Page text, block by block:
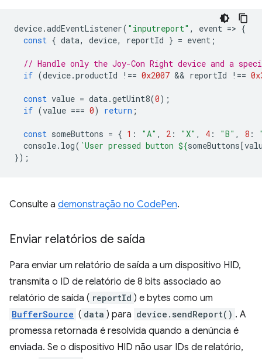
device.addEventListener( "inputreport" , event => {
const { data, device, reportId } = event ;
// Handle only the Joy-Con Right device and a
if (device.productId !== 0x2007 && reportId !==
const value = data.getUint8(0);
if (value === 0) return ;
const someButtons = { 1 : "A" , 2 : "X" , 4 : "B" , 8 :
console. log( `User pressed button ${someButtons[
});
Consulte a demonstração no CodePen.
Enviar relatórios de saída
Para enviar um relatório de saída a um dispositivo HID,
transmita o ID de relatório de 8 bits associado ao
relatório de saída ( reportId ) e bytes como um
BufferSource ( data ) para device.sendReport() . A
promessa retornada é resolvida quando a denúncia é
enviada. Se o dispositivo HID não usar IDs de relatório,